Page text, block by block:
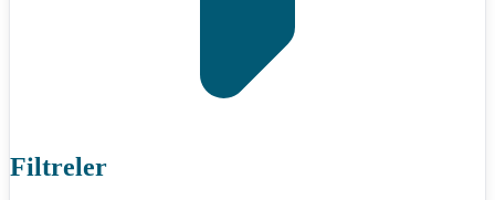
Filtreler